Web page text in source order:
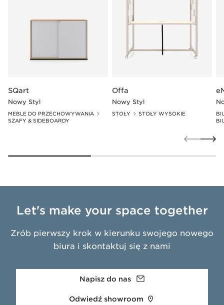
SQart
Nowy Styl
MEBLE DO PRZECHOWYWANIA
SZAFY & SIDEBOARDY
Offa
Nowy Styl
STOŁY STOŁY WYSOKIE
Let's make your space together
Zrób pierwszy krok w kierunku swojego nowego
biura i skontaktuj się z nami
Napisz do nas
Odwiedź showroom